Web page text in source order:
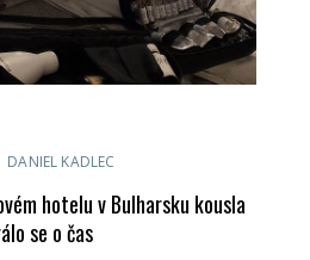
DANIEL KADLEC
hotelu v Bulharsku kousla
se o čas